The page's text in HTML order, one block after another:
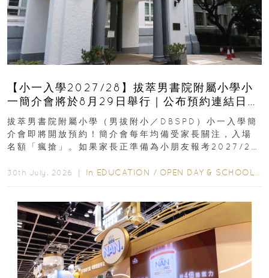
【小一入學2027/28】拔萃男書院附屬小學小
一簡介會將於8月29日舉行｜公布預約連結日期
｜更設有網上重溫
拔萃男書院附屬小學（男拔附小／DBSPD）小一入學簡
介會即將開放預約！簡介會每年均備受家長關注，入場
名額「瘋搶」。如果家長正準備為小朋友報考2027/28
30th July, 2026 ｜ In EDUCATION / OPEN DAY & SCHOOL EVENTS